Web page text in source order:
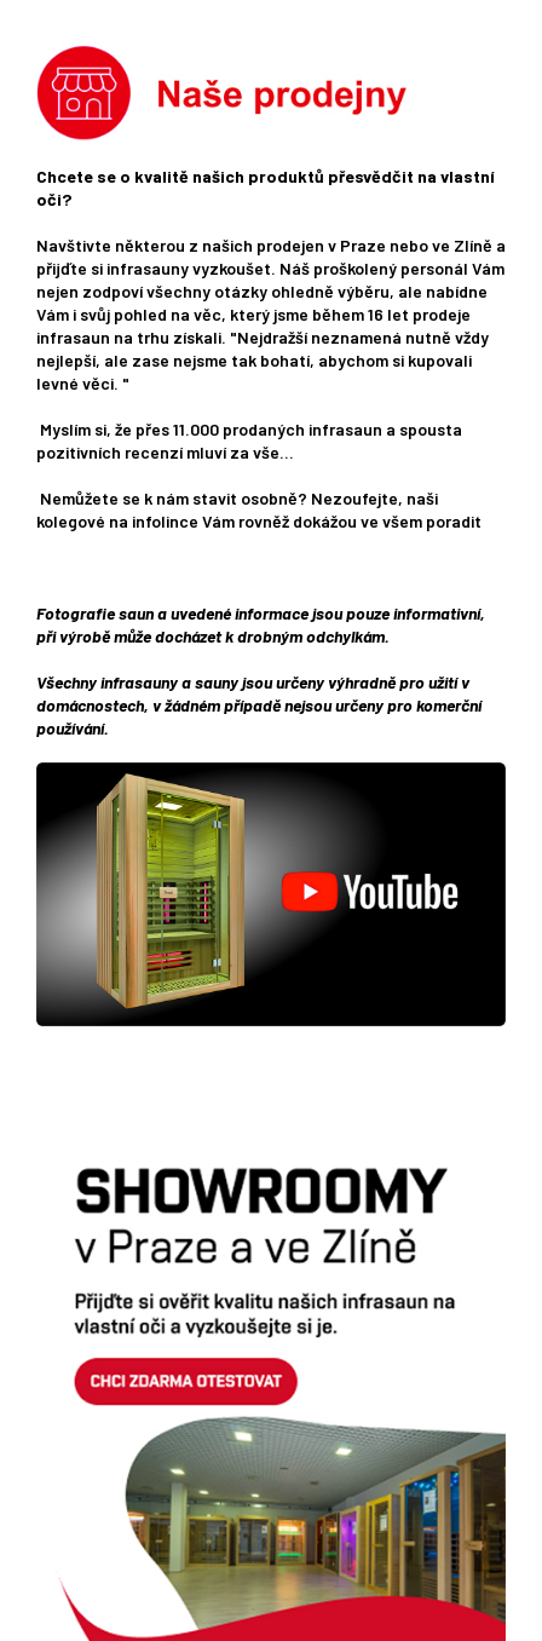
Chcete se o kvalitě našich produktů přesvědčit na vlastní
oči?
Navštivte některou z našich prodejen v Praze nebo ve Zlíně a
přijďte si infrasauny vyzkoušet. Náš proškolený personál Vám
nejen zodpoví všechny otázky ohledně výběru, ale nabídne
Vám i svůj pohled na věc, který jsme během 16 let prodeje
infrasaun na trhu získali. "Nejdražší neznamená nutně vždy
nejlepší, ale zase nejsme tak bohatí, abychom si kupovali
levné věci. "
Myslím si, že přes 11.000 prodaných infrasaun a spousta
pozitivních recenzí mluví za vše...
Nemůžete se k nám stavit osobně? Nezoufejte, naši
kolegové na infolince Vám rovněž dokážou ve všem poradit
Fotografie saun a uvedené informace jsou pouze informativní,
při výrobě může docházet k drobným odchylkám.
Všechny infrasauny a sauny jsou určeny výhradně pro užití v
domácnostech, v žádném případě nejsou určeny pro komerční
používání.